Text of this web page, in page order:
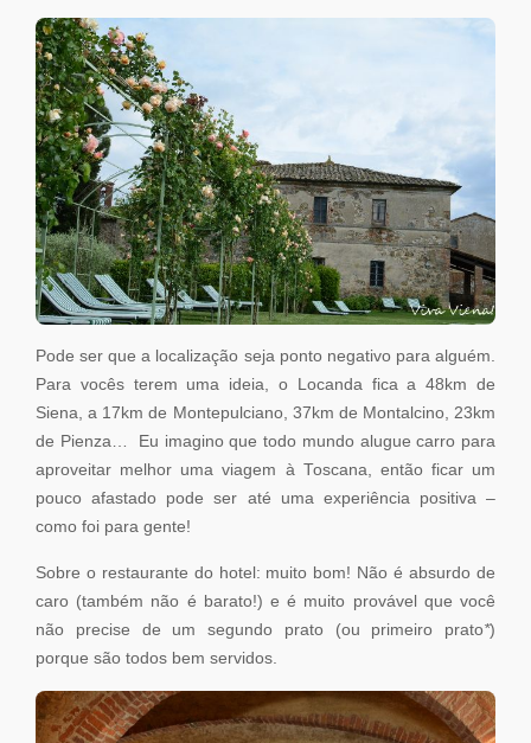
Pode ser que a localização seja ponto negativo para alguém.
Para vocês terem uma ideia, o Locanda fica a 48km de
Siena, a 17km de Montepulciano, 37km de Montalcino, 23km
de Pienza… Eu imagino que todo mundo alugue carro para
aproveitar melhor uma viagem à Toscana, então ficar um
pouco afastado pode ser até uma experiência positiva –
como foi para gente!
Sobre o restaurante do hotel: muito bom! Não é absurdo de
caro (também não é barato!) e é muito provável que você
não precise de um segundo prato (ou primeiro prato*)
porque são todos bem servidos.